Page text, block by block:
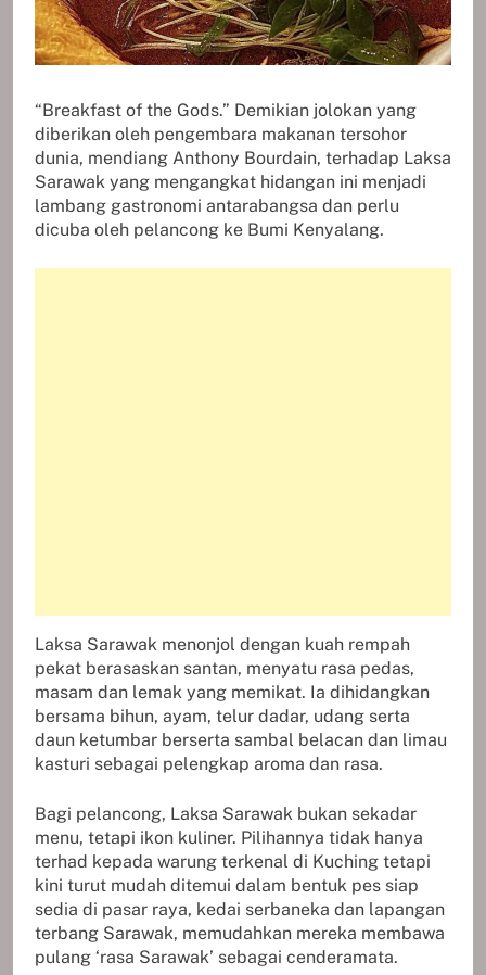
“Breakfast of the Gods.” Demikian jolokan yang
diberikan oleh pengembara makanan tersohor
dunia, mendiang Anthony Bourdain, terhadap Laksa
Sarawak yang mengangkat hidangan ini menjadi
lambang gastronomi antarabangsa dan perlu
dicuba oleh pelancong ke Bumi Kenyalang.
Laksa Sarawak menonjol dengan kuah rempah
pekat berasaskan santan, menyatu rasa pedas,
masam dan lemak yang memikat. Ia dihidangkan
bersama bihun, ayam, telur dadar, udang serta
daun ketumbar berserta sambal belacan dan limau
kasturi sebagai pelengkap aroma dan rasa.
Bagi pelancong, Laksa Sarawak bukan sekadar
menu, tetapi ikon kuliner. Pilihannya tidak hanya
terhad kepada warung terkenal di Kuching tetapi
kini turut mudah ditemui dalam bentuk pes siap
sedia di pasar raya, kedai serbaneka dan lapangan
terbang Sarawak, memudahkan mereka membawa
pulang ‘rasa Sarawak’ sebagai cenderamata.